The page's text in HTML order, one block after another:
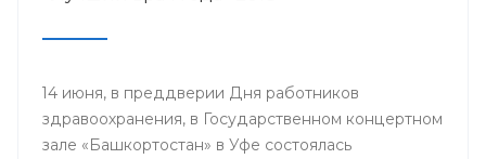
14 июня, в преддверии Дня работников
здравоохранения, в Государственном концертном
зале «Башкортостан» в Уфе состоялась